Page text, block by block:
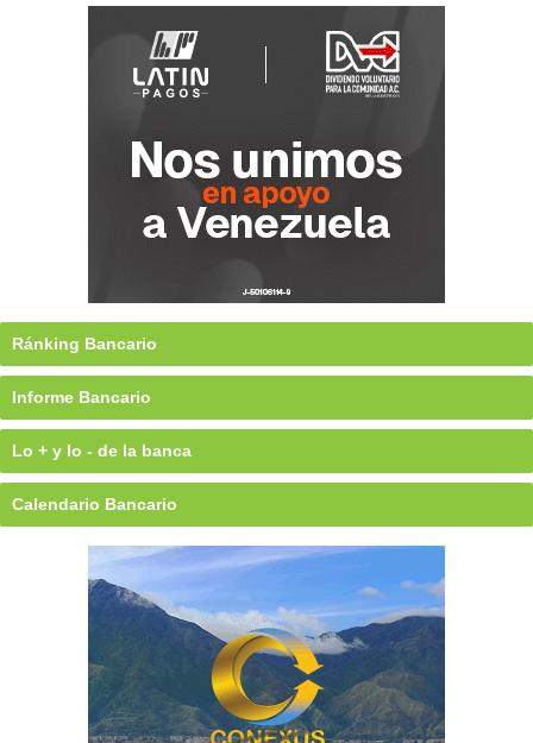
Ránking Bancario
Informe Bancario
Lo + y lo - de la banca
Calendario Bancario